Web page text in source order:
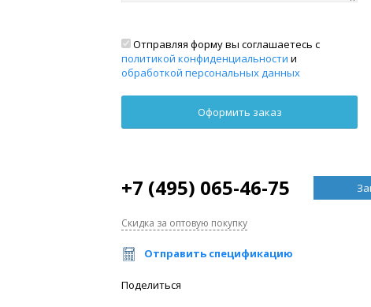
Отправляя форму вы соглашаетесь с
политикой конфиденциальности и
обработкой персональных данных
+7 (495) 065-46-75
Скидка за оптовую покупку
Отправить спецификацию
Поделиться